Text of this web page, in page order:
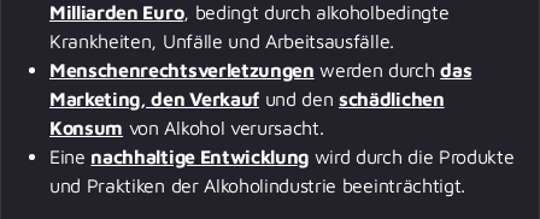
Milliarden Euro, bedingt durch alkoholbedingte
Krankheiten, Unfälle und Arbeitsausfälle.
Menschenrechtsverletzungen werden durchdas
Marketing, den Verkaufund denschädlichen
Konsum von Alkohol verursacht.
Eine nachhaltige Entwicklung wird durch die Produkte
und Praktiken der Alkoholindustrie beeinträchtigt.